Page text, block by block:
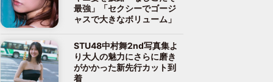
最強」「セクシーでゴージ
ャスで大きなボリューム」
STU48中村舞2nd写真集よ
り大人の魅力にさらに磨き
がかかった新先行カット到
着